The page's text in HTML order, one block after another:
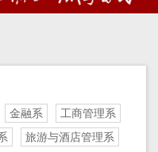
金融系
工商管理系
旅游与酒店管理系